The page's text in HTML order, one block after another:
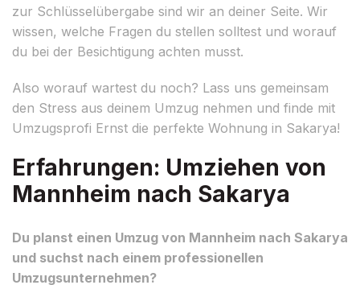
zur Schlüsselübergabe sind wir an deiner Seite. Wir
wissen, welche Fragen du stellen solltest und worauf
du bei der Besichtigung achten musst.
Also worauf wartest du noch? Lass uns gemeinsam
den Stress aus deinem Umzug nehmen und finde mit
Umzugsprofi Ernst die perfekte Wohnung in Sakarya!
Erfahrungen: Umziehen von
Mannheim nach Sakarya
Du planst einen Umzug von Mannheim nach Sakarya
und suchst nach einem professionellen
Umzugsunternehmen?